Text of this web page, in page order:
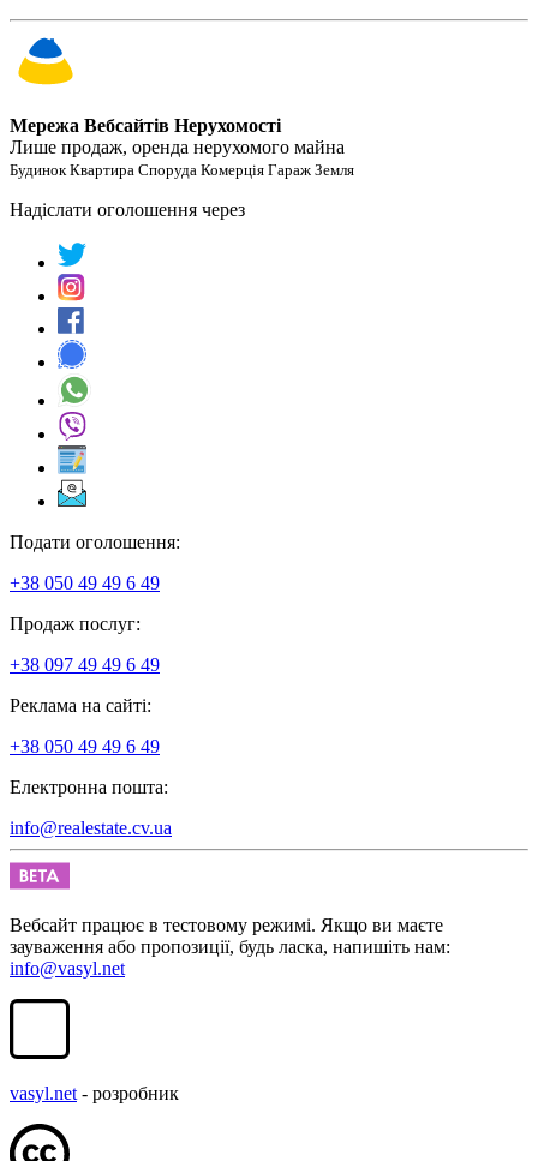
Мережа Вебсайтів Нерухомості
Лише продаж, оренда нерухомого майна
Будинок Квартира Споруда Комерція Гараж Земля
Надіслати оголошення через
Подати оголошення:
+38 050 49 49 6 49
Продаж послуг:
+38 097 49 49 6 49
Реклама на сайті:
+38 050 49 49 6 49
Електронна пошта:
info@realestate.cv.ua
Вебсайт працює в тестовому режимі. Якщо ви маєте
зауваження або пропозиції, будь ласка, напишіть нам:
info@vasyl.net
vasyl.net - розробник